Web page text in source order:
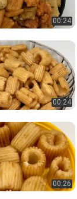
00:24
00:24
00:26